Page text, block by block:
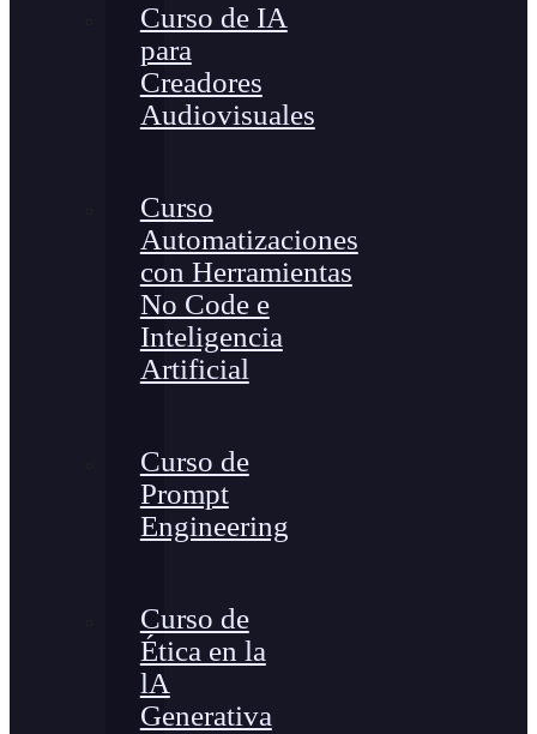
Curso de IA
para
Creadores
Audiovisuales
Curso
Automatizaciones
con Herramientas
No Code e
Inteligencia
Artificial
Curso de
Prompt
Engineering
Curso de
Ética en la
lA
Generativa